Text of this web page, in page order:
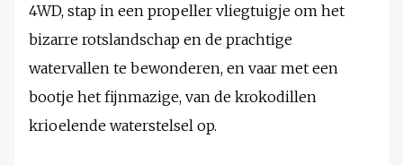
4WD, stap in een propeller vliegtuigje om het
bizarre rotslandschap en de prachtige
watervallen te bewonderen, en vaar met een
bootje het fijnmazige, van de krokodillen
krioelende waterstelsel op.